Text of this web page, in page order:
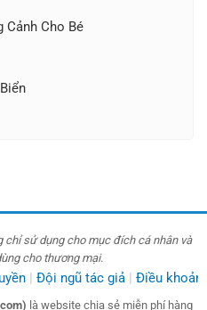
Cảnh Cho Bé
chỉ sử dụng cho mục đích cá nhân và
cho thương mại.
Đội ngũ tác giả Điều khoản
là website chia sẻ miễn phí hàng